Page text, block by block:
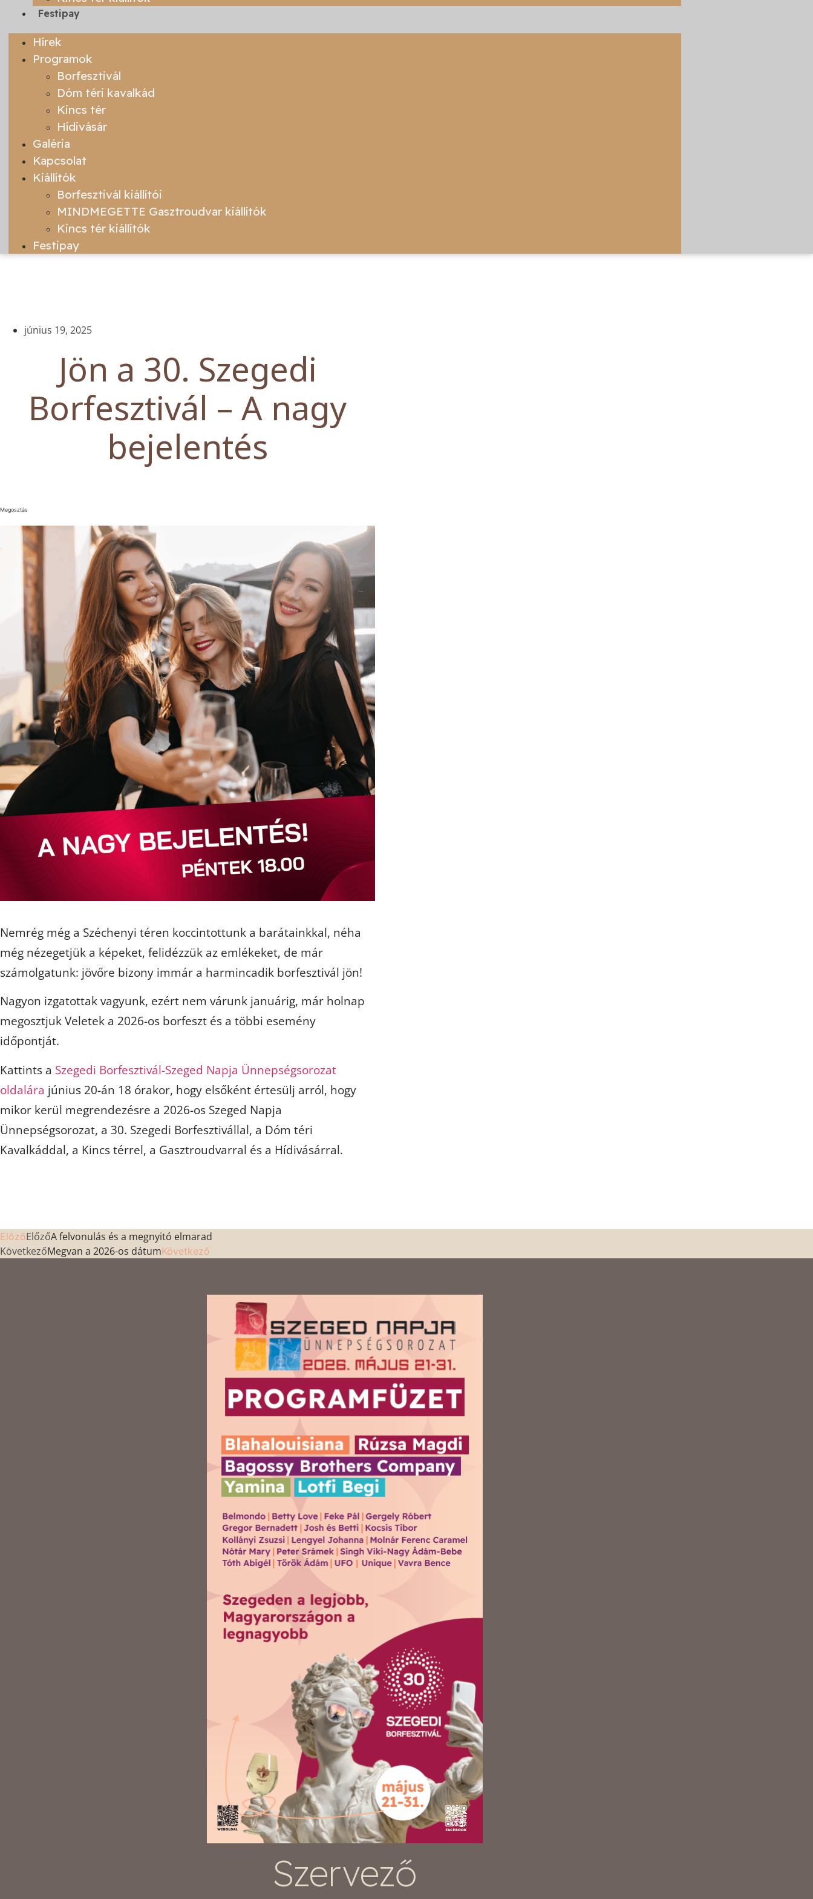
Festipay
Hírek
Programok
Borfesztivál
Dóm téri kavalkád
Kincs tér
Hídivásár
Galéria
Kapcsolat
Kiállítók
Borfesztivál kiállítói
MINDMEGETTE Gasztroudvar kiállítók
Kincs tér kiállítók
Festipay
június 19, 2025
Jön a 30. Szegedi
Borfesztivál – A nagy
bejelentés
Megosztás
Nemrég még a Széchenyi téren koccintottunk a barátainkkal, néha
még nézegetjük a képeket, felidézzük az emlékeket, de már
számolgatunk: jövőre bizony immár a harmincadik borfesztivál jön!
Nagyon izgatottak vagyunk, ezért nem várunk januárig, már holnap
megosztjuk Veletek a 2026-os borfeszt és a többi esemény
időpontját.
Kattints a Szegedi Borfesztivál-Szeged Napja Ünnepségsorozat
oldalára június 20-án 18 órakor, hogy elsőként értesülj arról, hogy
mikor kerül megrendezésre a 2026-os Szeged Napja
Ünnepségsorozat, a 30. Szegedi Borfesztivállal, a Dóm téri
Kavalkáddal, a Kincs térrel, a Gasztroudvarral és a Hídivásárral.
ElőzőElőzőA felvonulás és a megnyitó elmarad
KövetkezőMegvan a 2026-os dátumKövetkező
Szervező